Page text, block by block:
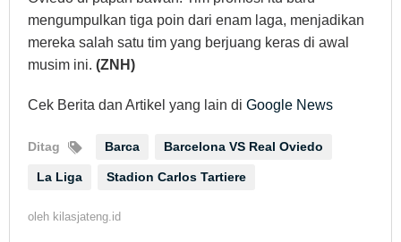
mengumpulkan tiga poin dari enam laga, menjadikan
mereka salah satu tim yang berjuang keras di awal
musim ini. (ZNH)
Cek Berita dan Artikel yang lain di Google News
Ditag Barca Barcelona VS Real Oviedo
La Liga Stadion Carlos Tartiere
oleh kilasjateng.id